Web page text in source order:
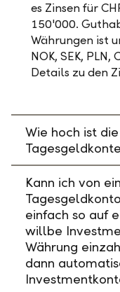
es Zinsen für
150'000.
Währungen ist
NOK, SEK,
Details zu den
Wie hoch ist
Kann ich von
einfach so auf
willbe
Währung
dann